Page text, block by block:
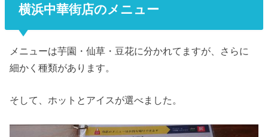
横浜中華街店のメニュー
メニューは芋園・仙草・豆花に分かれてますが、さらに
細かく種類があります。
そして、ホットとアイスが選べました。